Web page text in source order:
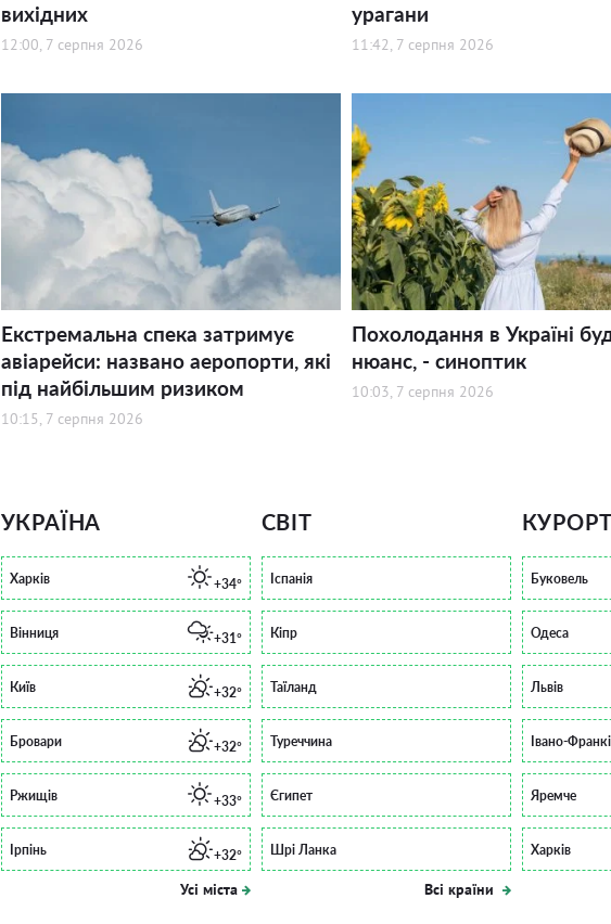
вихідних
12:00, 7 серпня 2026
урагани
11:42, 7 серпня 2026
Екстремальна спека затримує
авіарейси: названо аеропорти, які
під найбільшим ризиком
10:15, 7 серпня 2026
Похолодання в Україні
нюанс, - синоптик
10:03, 7 серпня 2026
УКРАЇНА
Харків +34°
Вінниця +31°
Київ +32°
Бровари +32°
Ржищів +33°
Ірпінь +32°
Усі міста
СВІТ
Іспанія
Кіпр
Таїланд
Туреччина
Єгипет
Шрі Ланка
Всі країни
Буковель
Одеса
Львів
Івано-
Яремче
Харків